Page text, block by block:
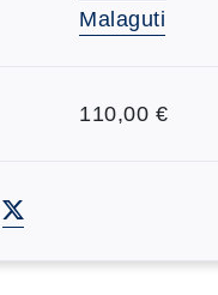
Malaguti
110,00 €